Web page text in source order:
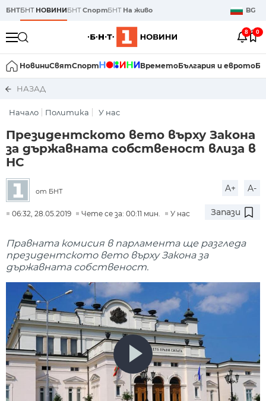
БНТБНТ НОВИНИБНТСпортБНТ На живо BG
8 0
НовиниСвятСпорт ВреметоБългария и еврото
НАЗАД
Начало Политика У нас
Президентското вето върху Закона
за държавната собственост влиза в
НС
от БНТ A+ A-
06:32, 28.05.2019 Чете се за: 00:11 мин. У нас Запази
Правната комисия в парламента ще разгледа
президентското вето върху Закона за
държавната собственост.